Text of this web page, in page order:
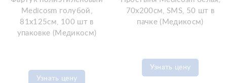
Medicosm голубой,
81х125см, 100 шт в
упаковке (Медикосм)
Узнать цену
70x200см, SMS, 50 шт в
пачке (Медикосм)
Узнать цену